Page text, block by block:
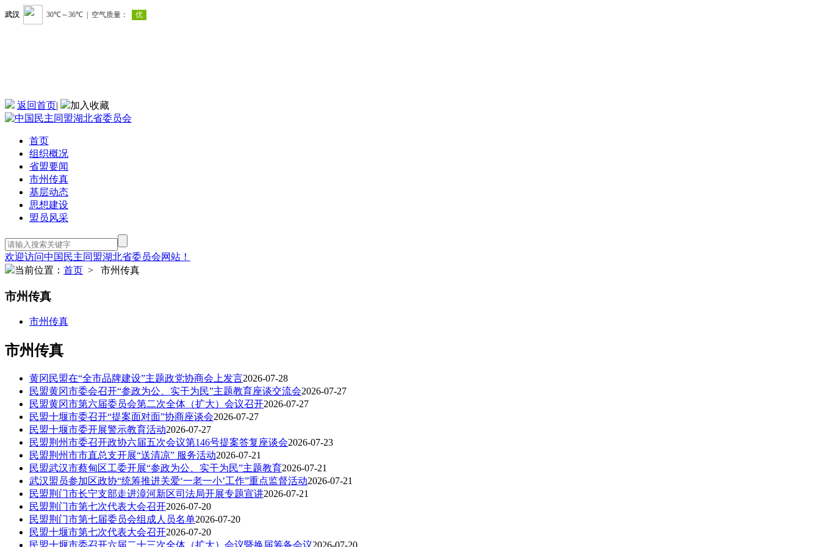
返回首页| 加入收藏
首页
组织概况
省盟要闻
市州传真
基层动态
思想建设
盟员风采
欢迎访问中国民主同盟湖北省委员会网站！
当前位置： 首页 > 市州传真
市州传真
市州传真
市州传真
黄冈民盟在“全市品牌建设”主题政党协商会上发言2026-07-28
民盟黄冈市委会召开“参政为公、实干为民”主题教育座谈交流会2026-07-27
民盟黄冈市第六届委员会第二次全体（扩大）会议召开2026-07-27
民盟十堰市委召开“提案面对面”协商座谈会2026-07-27
民盟十堰市委开展警示教育活动2026-07-27
民盟荆州市委召开政协六届五次会议第146号提案答复座谈会2026-07-23
民盟荆州市市直总支开展“送清凉” 服务活动2026-07-21
民盟武汉市蔡甸区工委开展“参政为公、实干为民”主题教育2026-07-21
武汉盟员参加区政协“统筹推进关爱‘一老一小’工作”重点监督活动2026-07-21
民盟荆门市长宁支部走进漳河新区司法局开展专题宣讲2026-07-21
民盟荆门市第七次代表大会召开2026-07-20
民盟荆门市第七届委员会组成人员名单2026-07-20
民盟十堰市第七次代表大会召开2026-07-20